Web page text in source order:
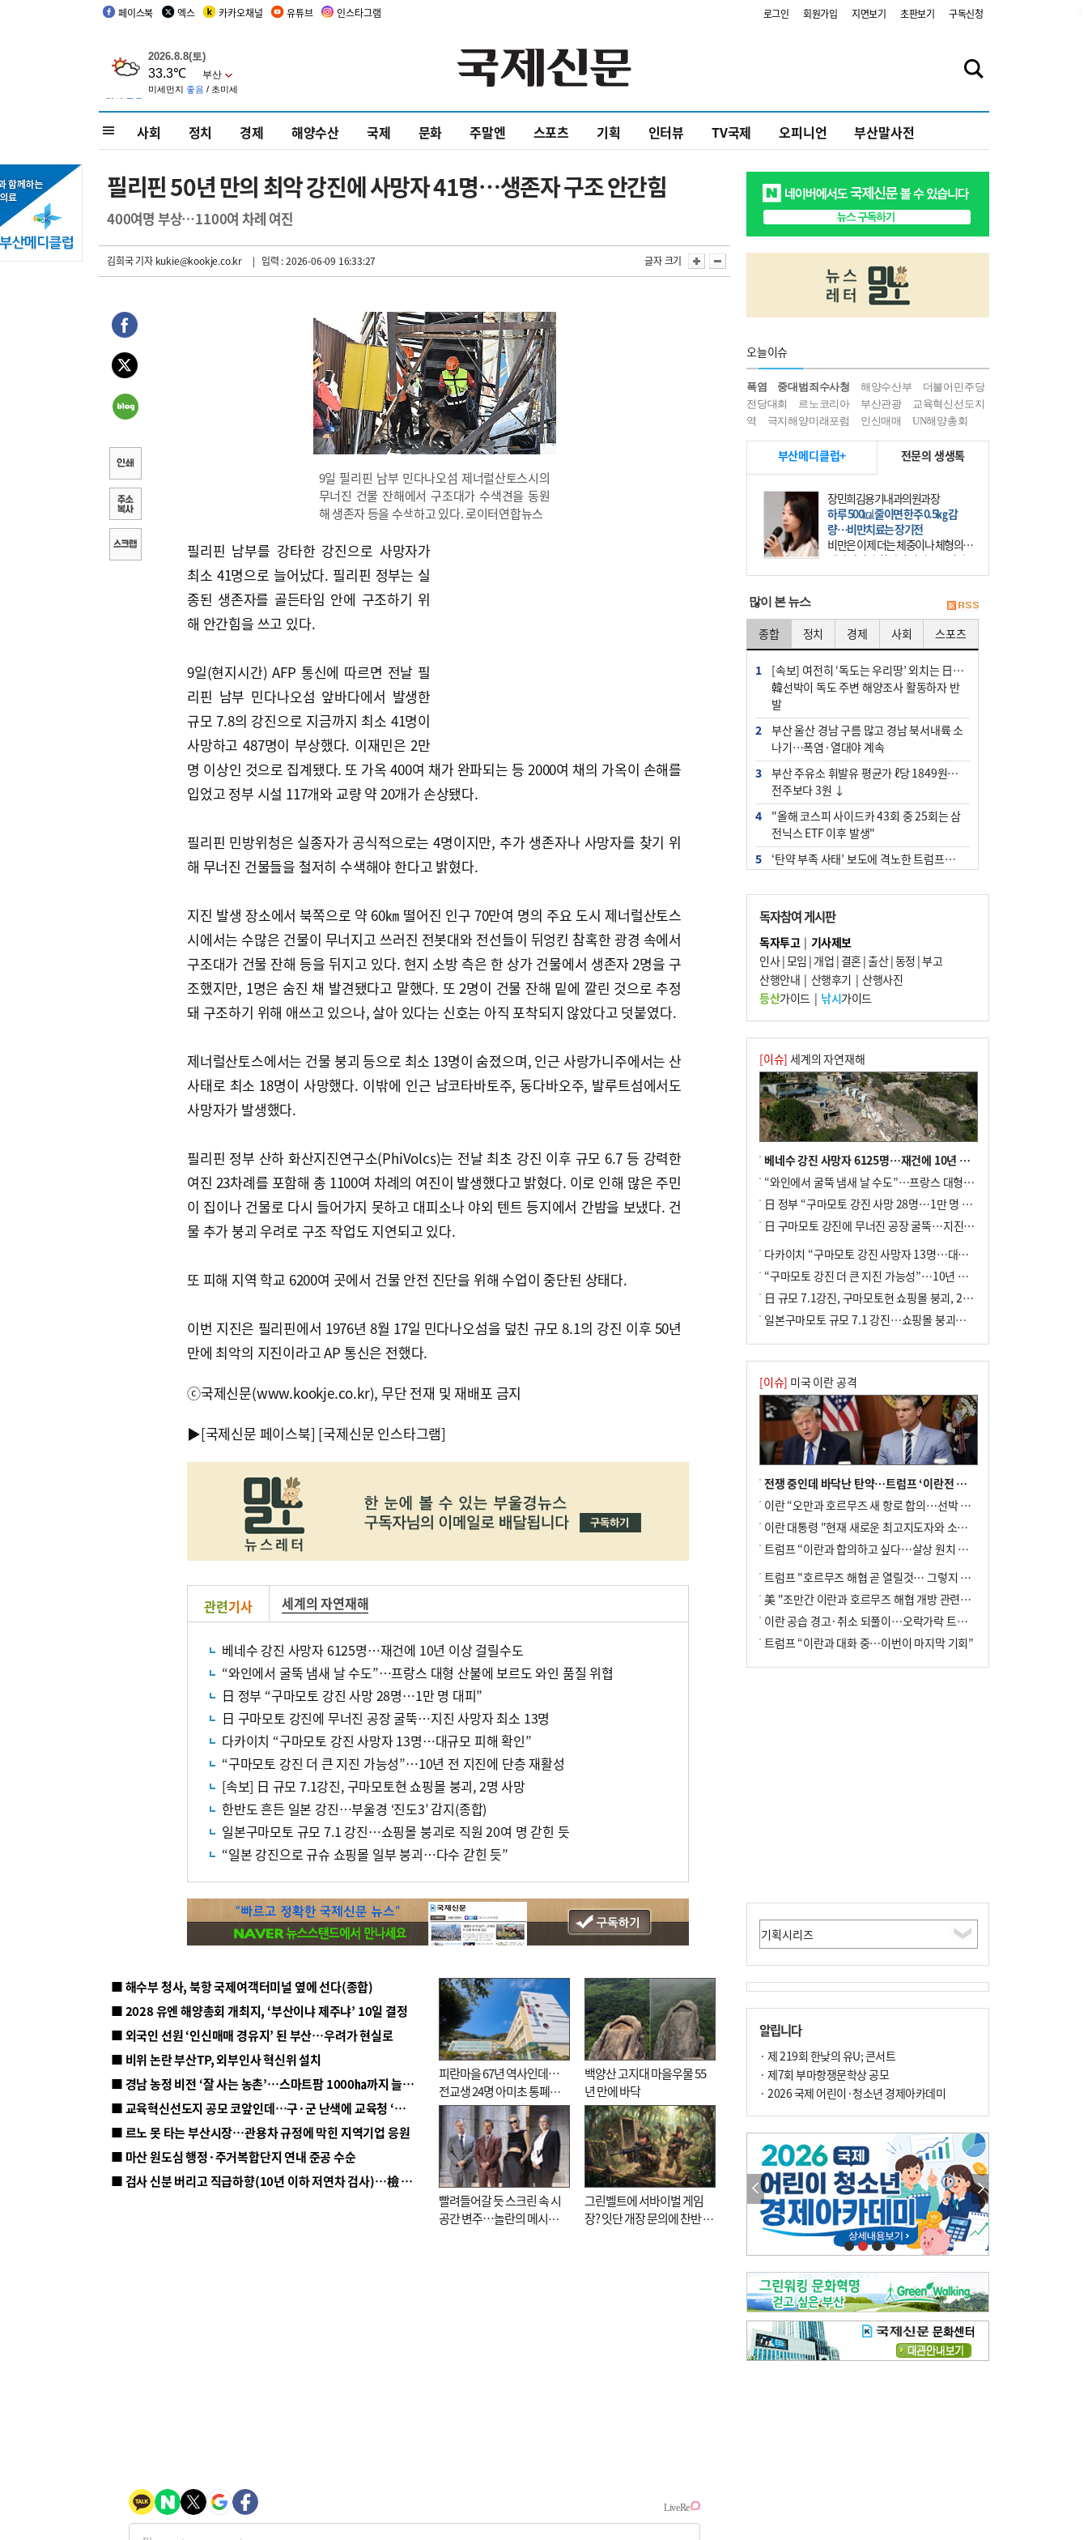
페이스북 엑스 카카오채널 유튜브 인스타그램 로그인 회원가입 지면보기 초판보기 구독신청
사회 정치 경제 해양수산 국제 문화 주말엔 스포츠 기획 인터뷰 TV국제 오피니언 부산말사전
필리핀 50년 만의 최악 강진에 사망자 41명…생존자 구조 안간힘
400여명 부상…1100여 차례 여진
김희국 기자kukie@kookje.co.kr | 입력 : 2026-06-09 16:33:27 글자 크기
9일 필리핀 남부 민다나오섬 제너럴산토스시의
무너진 건물 잔해에서 구조대가 수색견을 동원
해 생존자 등을 수색하고 있다. 로이터연합뉴스
필리핀 남부를 강타한 강진으로 사망자가
최소 41명으로 늘어났다. 필리핀 정부는 실
종된 생존자를 골든타임 안에 구조하기 위
해 안간힘을 쓰고 있다.
9일(현지시간) AFP 통신에 따르면 전날 필
리핀 남부 민다나오섬 앞바다에서 발생한
규모 7.8의 강진으로 지금까지 최소 41명이
사망하고 487명이 부상했다. 이재민은 2만
명 이상인 것으로 집계됐다. 또 가옥 400여 채가 완파되는 등 2000여 채의 가옥이 손해를
입었고 정부 시설 117개와 교량 약 20개가 손상됐다.
필리핀 민방위청은 실종자가 공식적으로는 4명이지만, 추가 생존자나 사망자를 찾기 위
해 무너진 건물들을 철저히 수색해야 한다고 밝혔다.
지진 발생 장소에서 북쪽으로 약 60㎞ 떨어진 인구 70만여 명의 주요 도시 제너럴산토스
시에서는 수많은 건물이 무너지고 쓰러진 전봇대와 전선들이 뒤엉킨 참혹한 광경 속에서
구조대가 건물 잔해 등을 뒤지고 있다. 현지 소방 측은 한 상가 건물에서 생존자 2명을 구
조했지만, 1명은 숨진 채 발견됐다고 말했다. 또 2명이 건물 잔해 밑에 깔린 것으로 추정
돼 구조하기 위해 애쓰고 있으나, 살아 있다는 신호는 아직 포착되지 않았다고 덧붙였다.
제너럴산토스에서는 건물 붕괴 등으로 최소 13명이 숨졌으며, 인근 사랑가니주에서는 산
사태로 최소 18명이 사망했다. 이밖에 인근 남코타바토주, 동다바오주, 발루트섬에서도
사망자가 발생했다.
필리핀 정부 산하 화산지진연구소(PhiVolcs)는 전날 최초 강진 이후 규모 6.7 등 강력한
여진 23차례를 포함해 총 1100여 차례의 여진이 발생했다고 밝혔다. 이로 인해 많은 주민
이 집이나 건물로 다시 들어가지 못하고 대피소나 야외 텐트 등지에서 간밤을 보냈다. 건
물 추가 붕괴 우려로 구조 작업도 지연되고 있다.
또 피해 지역 학교 6200여 곳에서 건물 안전 진단을 위해 수업이 중단된 상태다.
이번 지진은 필리핀에서 1976년 8월 17일 민다나오섬을 덮친 규모 8.1의 강진 이후 50년
만에 최악의 지진이라고 AP 통신은 전했다.
ⓒ국제신문(www.kookje.co.kr), 무단 전재 및 재배포 금지
▶[국제신문 페이스북] [국제신문 인스타그램]
관련기사 세계의 자연재해
베네수 강진 사망자 6125명…재건에 10년 이상 걸릴수도
“와인에서 굴뚝 냄새 날 수도”…프랑스 대형 산불에 보르도 와인 품질 위협
日 정부 “구마모토 강진 사망 28명…1만 명 대피”
日 구마모토 강진에 무너진 공장 굴뚝…지진 사망자 최소 13명
다카이치 “구마모토 강진 사망자 13명…대규모 피해 확인”
“구마모토 강진 더 큰 지진 가능성”…10년 전 지진에 단층 재활성
[속보] 日 규모 7.1강진, 구마모토현 쇼핑몰 붕괴, 2명 사망
한반도 흔든 일본 강진…부울경 ‘진도3’ 감지(종합)
일본구마모토 규모 7.1 강진…쇼핑몰 붕괴로 직원 20여 명 갇힌 듯
“일본 강진으로 규슈 쇼핑몰 일부 붕괴…다수 갇힌 듯”
■ 해수부 청사, 북항 국제여객터미널 옆에 선다(종합)
■ 2028 유엔 해양총회 개최지, ‘부산이냐 제주냐’ 10일 결정
■ 외국인 선원 ‘인신매매 경유지’ 된 부산…우려가 현실로
■ 비위 논란 부산TP, 외부인사 혁신위 설치
■ 경남 농정 비전 ‘잘 사는 농촌’…스마트팜 1000㏊까지 늘린다
■ 교육혁신선도지 공모 코앞인데…구·군 난색에 교육청 ‘쩔쩔’
■ 르노 못 타는 부산시장…관용차 규정에 막힌 지역기업 응원
■ 마산 원도심 행정·주거복합단지 연내 준공 수순
■ 검사 신분 버리고 직급하향(10년 이하 저연차 검사)…檢 중수청행 기피
피란마을 67년 역사인데…
전교생 24명 아미초 통폐합
기로
백양산 고지대 마을우물 55
년 만에 바닥
빨려들어갈 듯 스크린 속 시
공간 변주…놀란의 메시지
그린벨트에 서바이벌 게임
장? 잇단 개장 문의에 찬반 논
오늘이슈
폭염 중대범죄수사청 해양수산부
더불어민주당
전당대회
르노코리아 부산관광
교육혁신선도지
역
극지해양미래포럼 인신매매 UN해양총회
부산메디클럽+ 전문의 생생톡
장민희김용기내과의원과장
하루 500㎉ 줄이면 한주 0.5㎏ 감
량…비만치료는 장기전
비만은 이제 더는 체중이나 체형의 문
제가 아니다. 하나의 질병으로 인지
하고 치료와 관리를 해야 한다. 세계
많이 본 뉴스
종합 정치 경제 사회 스포츠
1
[속보] 여전히 ‘독도는 우리땅’ 외치는 日…
韓선박이 독도 주변 해양조사 활동하자 반
발
2
부산 울산 경남 구름 많고 경남 북서내륙 소
나기…폭염·열대야 계속
3
부산 주유소 휘발유 평균가 ℓ당 1849원…
전주보다 3원 ↓
4
"올해 코스피 사이드카 43회 중 25회는 삼
전닉스 ETF 이후 발생"
5
‘탄약 부족 사태’ 보도에 격노한 트럼프…
과…“현재는 부적절 행위 없어”
7
부산 앞바다에 기름 425ℓ 유출한 러시아 화
물선 적발
8
서울 중랑구서 흉기 난동…60대 남성 2명
사망
10 [2026 부산청소년극지체험탐험대 현장르
포] 2회 : 하늘에서 만난 얼음의 나라
독자참여 게시판
독자투고| 기사제보
인사|모임 | 개업 | 결혼|출산|동정 |부고
산행안내 | 산행후기 | 산행사진
등산가이드| 낚시가이드
[이슈] 세계의 자연재해
베네수 강진 사망자 6125명…재건에 10년 이상 걸릴수도
“와인에서 굴뚝 냄새 날 수도”…프랑스 대형 산불에 보르도 와인 품질 위협
日 정부 “구마모토 강진 사망 28명…1만 명 대피”
日 구마모토 강진에 무너진 공장 굴뚝…지진 사망자 최소 13명
다카이치 “구마모토 강진 사망자 13명…대규모 피해 확인”
“구마모토 강진 더 큰 지진 가능성”…10년 전 지진에 단층 재활성
日 규모 7.1강진, 구마모토현 쇼핑몰 붕괴, 2명 사망
일본구마모토 규모 7.1 강진…쇼핑몰 붕괴로 직원 20여 명 갇힌 듯
[이슈] 미국 이란 공격
전쟁 중인데 바닥난 탄약…트럼프 ‘이란전 무기고갈’ 국방장관 질책
이란 “오만과 호르무즈 새 항로 합의…선박 안전은 보장 못해”
이란 대통령 "현재 새로운 최고지도자와 소통 어려운 상황"
트럼프 “이란과 합의하고 싶다…살상 원치 않아”
트럼프 "호르무즈 해협 곧 열릴것… 그렇지 않으면 이란에 강력 공격"
美 "조만간 이란과 호르무즈 해협 개방 관련된 합의 이뤄질 것"
이란 공습 경고·취소 되풀이…오락가락 트럼프 비꼰 ‘타코’
트럼프 “이란과 대화 중…이번이 마지막 기회”
알립니다
· 제 219회 한낮의 유U; 콘서트
· 제7회 부마항쟁문학상 공모
· 2026 국제 어린이·청소년 경제아카데미